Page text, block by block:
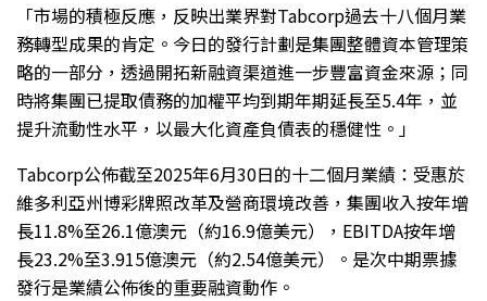
「市場的積極反應，反映出業界對Tabcorp過去十八個月業
務轉型成果的肯定。今日的發行計劃是集團整體資本管理策
略的一部分，透過開拓新融資渠道進一步豐富資金來源；同
時將集團已提取債務的加權平均到期年期延長至5.4年，並
提升流動性水平，以最大化資產負債表的穩健性。」
Tabcorp公佈截至2025年6月30日的十二個月業績：受惠於
維多利亞州博彩牌照改革及營商環境改善，集團收入按年增
長11.8%至26.1億澳元（約16.9億美元），EBITDA按年增
長23.2%至3.915億澳元（約2.54億美元）。是次中期票據
發行是業績公佈後的重要融資動作。